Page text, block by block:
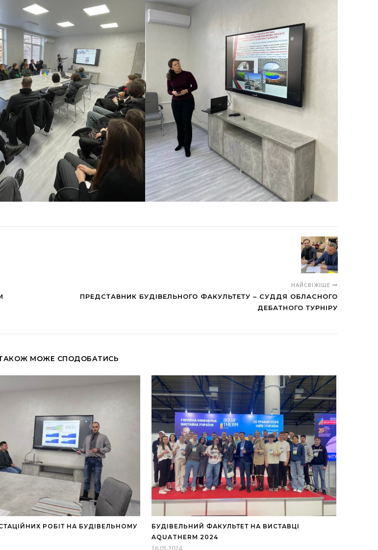
НАЙСВІЖІШЕ
ПРЕДСТАВНИК БУДІВЕЛЬНОГО ФАКУЛЬТЕТУ – СУДДЯ ОБЛАСНОГО
ДЕБАТНОГО ТУРНІРУ
МОЖЕ СПОДОБАТИСЬ
РОБІТ НА БУДІВЕЛЬНОМУ
БУДІВЕЛЬНИЙ ФАКУЛЬТЕТ НА ВИСТАВЦІ
AQUATHERM 2024
16.05.2024